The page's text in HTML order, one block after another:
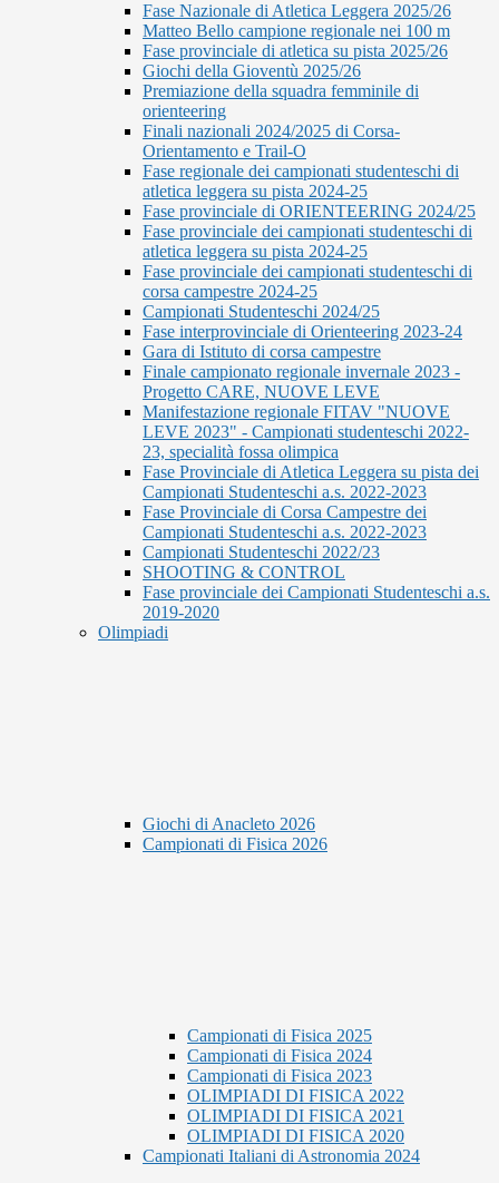
Fase Nazionale di Atletica Leggera 2025/26
Matteo Bello campione regionale nei 100 m
Fase provinciale di atletica su pista 2025/26
Giochi della Gioventù 2025/26
Premiazione della squadra femminile di
orienteering
Finali nazionali 2024/2025 di Corsa-
Orientamento e Trail-O
Fase regionale dei campionati studenteschi di
atletica leggera su pista 2024-25
Fase provinciale di ORIENTEERING 2024/25
Fase provinciale dei campionati studenteschi di
atletica leggera su pista 2024-25
Fase provinciale dei campionati studenteschi di
corsa campestre 2024-25
Campionati Studenteschi 2024/25
Fase interprovinciale di Orienteering 2023-24
Gara di Istituto di corsa campestre
Finale campionato regionale invernale 2023 -
Progetto CARE, NUOVE LEVE
Manifestazione regionale FITAV "NUOVE
LEVE 2023" - Campionati studenteschi 2022-
23, specialità fossa olimpica
Fase Provinciale di Atletica Leggera su pista dei
Campionati Studenteschi a.s. 2022-2023
Fase Provinciale di Corsa Campestre dei
Campionati Studenteschi a.s. 2022-2023
Campionati Studenteschi 2022/23
SHOOTING & CONTROL
Fase provinciale dei Campionati Studenteschi a.s.
2019-2020
Olimpiadi
Giochi di Anacleto 2026
Campionati di Fisica 2026
Campionati di Fisica 2025
Campionati di Fisica 2024
Campionati di Fisica 2023
OLIMPIADI DI FISICA 2022
OLIMPIADI DI FISICA 2021
OLIMPIADI DI FISICA 2020
Campionati Italiani di Astronomia 2024